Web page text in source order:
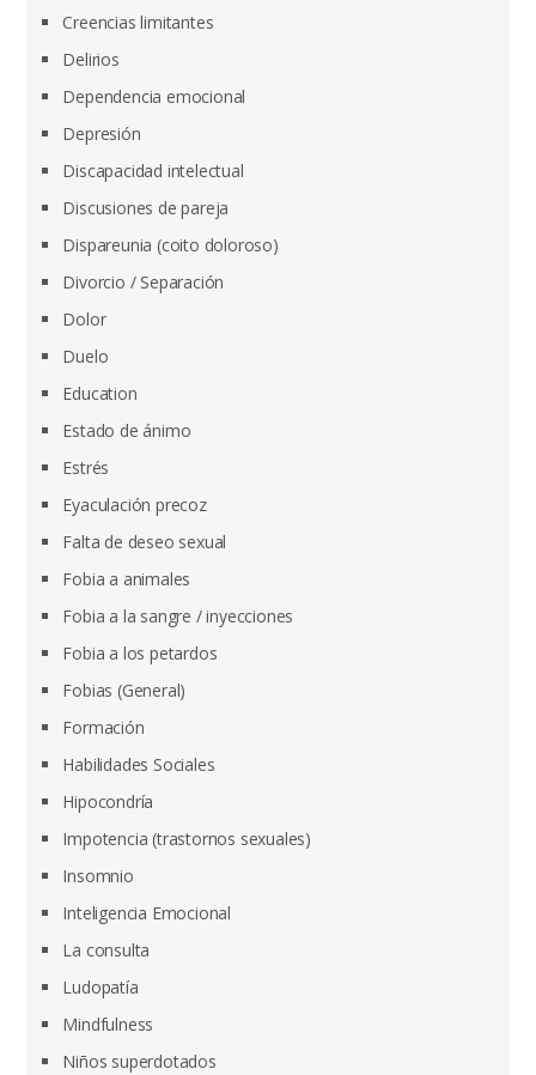
Creencias limitantes
Delirios
Dependencia emocional
Depresión
Discapacidad intelectual
Discusiones de pareja
Dispareunia (coito doloroso)
Divorcio / Separación
Dolor
Duelo
Education
Estado de ánimo
Estrés
Eyaculación precoz
Falta de deseo sexual
Fobia a animales
Fobia a la sangre / inyecciones
Fobia a los petardos
Fobias (General)
Formación
Habilidades Sociales
Hipocondría
Impotencia (trastornos sexuales)
Insomnio
Inteligencia Emocional
La consulta
Ludopatía
Mindfulness
Niños superdotados